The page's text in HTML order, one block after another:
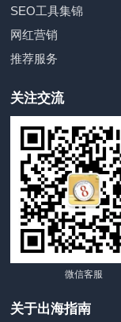
SEO工具集锦
网红营销
推荐服务
关注交流
微信客服
关于出海指南